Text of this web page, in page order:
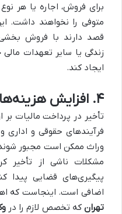
برای فروش، اجاره یا هر
متوفی را نخواهند داشت.
قصد دارند با فروش بخشی
زندگی یا سایر تعهدات
ایجاد کند.
۴. افزایش هزینه‌های حقوقی و اداری
تأخیر در پرداخت مالیات
فرآیندهای حقوقی و اداری
وراث ممکن است مجبور
مشکلات ناشی از تأخیر
پیگیری‌های قضایی پیدا
اضافی است. اینجاست که
تهران که تخصص لازم را در